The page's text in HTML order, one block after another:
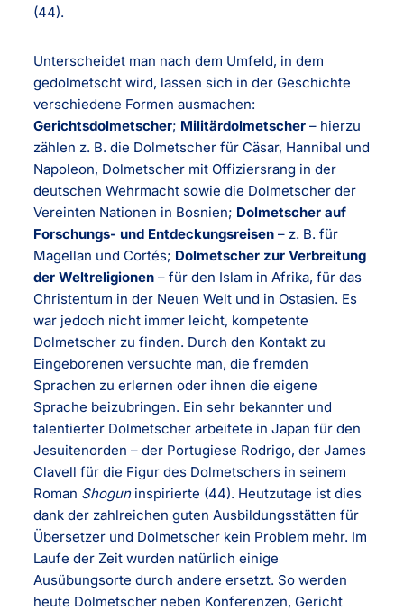
(44).
Unterscheidet man nach dem Umfeld, in dem
gedolmetscht wird, lassen sich in der Geschichte
verschiedene Formen ausmachen:
Gerichtsdolmetscher; Militärdolmetscher – hierzu
zählen z. B. die Dolmetscher für Cäsar, Hannibal und
Napoleon, Dolmetscher mit Offiziersrang in der
deutschen Wehrmacht sowie die Dolmetscher der
Vereinten Nationen in Bosnien; Dolmetscher auf
Forschungs- und Entdeckungsreisen – z. B. für
Magellan und Cortés; Dolmetscher zur Verbreitung
der Weltreligionen – für den Islam in Afrika, für das
Christentum in der Neuen Welt und in Ostasien. Es
war jedoch nicht immer leicht, kompetente
Dolmetscher zu finden. Durch den Kontakt zu
Eingeborenen versuchte man, die fremden
Sprachen zu erlernen oder ihnen die eigene
Sprache beizubringen. Ein sehr bekannter und
talentierter Dolmetscher arbeitete in Japan für den
Jesuitenorden – der Portugiese Rodrigo, der James
Clavell für die Figur des Dolmetschers in seinem
Roman Shoguninspirierte (44). Heutzutage ist dies
dank der zahlreichen guten Ausbildungsstätten für
Übersetzer und Dolmetscher kein Problem mehr. Im
Laufe der Zeit wurden natürlich einige
Ausübungsorte durch andere ersetzt. So werden
heute Dolmetscher neben Konferenzen, Gericht